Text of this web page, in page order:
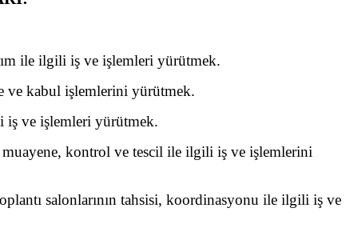
ile ilgili iş ve işlemleri yürütmek.
ve kabul işlemlerini yürütmek.
iş ve işlemleri yürütmek.
muayene, kontrol ve tescil ile ilgili iş ve işlemlerini
salonlarının tahsisi, koordinasyonu ile ilgili iş ve